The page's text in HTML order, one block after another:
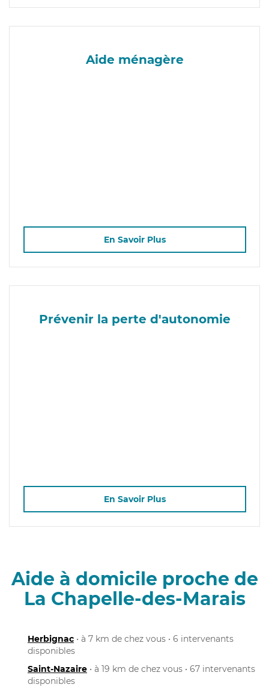
Aide ménagère
En Savoir Plus
Prévenir la perte d'autonomie
En Savoir Plus
Aide à domicile proche de
La Chapelle-des-Marais
Herbignac • à 7 km de chez vous • 6 intervenants
disponibles
Saint-Nazaire • à 19 km de chez vous • 67 intervenants
disponibles